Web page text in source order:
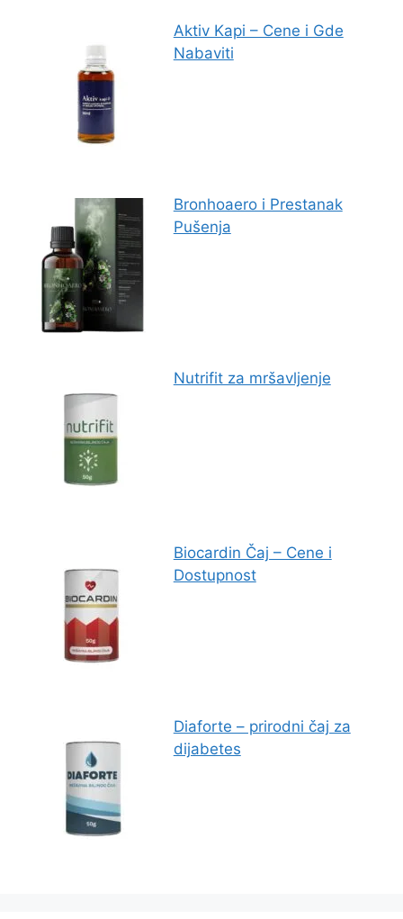
Aktiv Kapi – Cene i Gde
Nabaviti
Bronhoaero i Prestanak
Pušenja
Nutrifit za mršavljenje
Biocardin Čaj – Cene i
Dostupnost
Diaforte – prirodni čaj za
dijabetes